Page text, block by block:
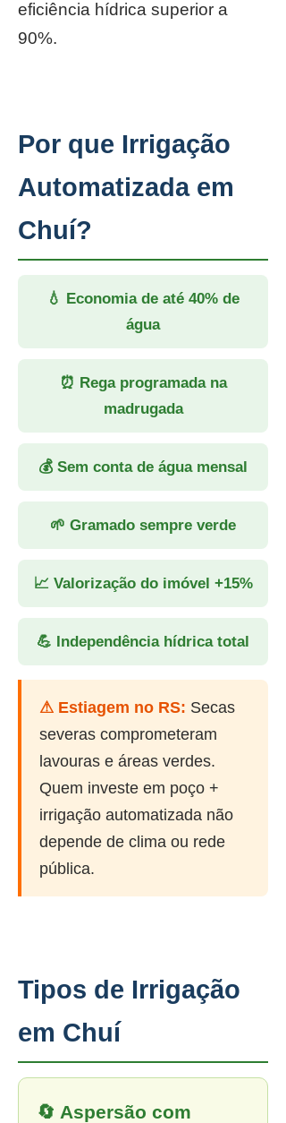
eficiência hídrica superior a
90%.
Por que Irrigação
Automatizada em
Chuí?
💧 Economia de até 40% de
água
⏰ Rega programada na
madrugada
💰 Sem conta de água mensal
🌱 Gramado sempre verde
📈 Valorização do imóvel +15%
💪 Independência hídrica total
⚠ Estiagem no RS: Secas
severas comprometeram
lavouras e áreas verdes.
Quem investe em poço +
irrigação automatizada não
depende de clima ou rede
pública.
Tipos de Irrigação
em Chuí
🔄 Aspersão com